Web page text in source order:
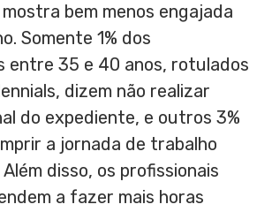
bem menos engajada
Somente 1% dos
entre 35 e 40 anos, rotulados
dizem não realizar
do expediente, e outros 3%
a jornada de trabalho
disso, os profissionais
a fazer mais horas